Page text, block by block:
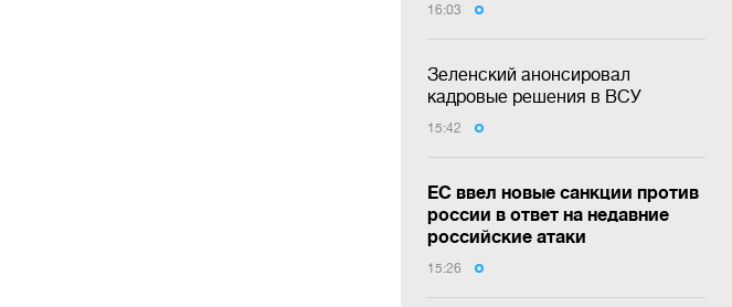
16:03
Зеленский анонсировал
кадровые решения в ВСУ
15:42
ЕС ввел новые санкции против
россии в ответ на недавние
российские атаки
15:26